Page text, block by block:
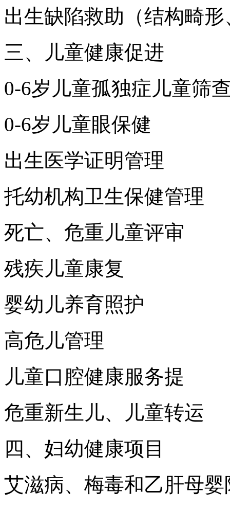
出生缺陷救助（结构畸
三、儿童健康促进
0-6岁儿童孤独症儿童筛
0-6岁儿童眼保健
出生医学证明管理
托幼机构卫生保健管理
死亡、危重儿童评审
残疾儿童康复
婴幼儿养育照护
高危儿管理
儿童口腔健康服务提
危重新生儿、儿童转运
四、妇幼健康项目
艾滋病、梅毒和乙肝母婴